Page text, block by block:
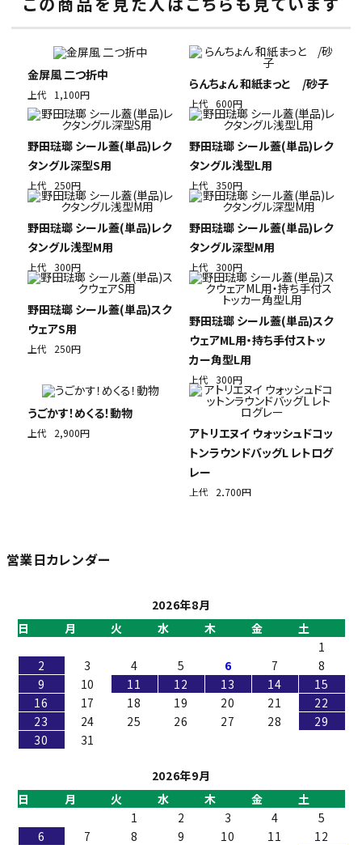
金屏風 二つ折中
上代 1,100円
らんちょん 和紙まっと /砂子
上代 600円
野田琺瑯 シール蓋(単品)レク
タングル深型S用
上代 250円
野田琺瑯 シール蓋(単品)レク
タングル浅型L用
上代 350円
野田琺瑯 シール蓋(単品)レク
タングル浅型M用
上代 300円
野田琺瑯 シール蓋(単品)レク
タングル深型M用
上代 300円
野田琺瑯 シール蓋(単品)スク
ウェアS用
上代 250円
野田琺瑯 シール蓋(単品)スク
ウェアML用・持ち手付ストッ
カー角型L用
上代 300円
うごかす！めくる！動物
上代 2,900円
アトリエヌイ ウォッシュドコッ
トンラウンドバッグL レトログ
レー
上代 2,700円
営業日カレンダー
2026年8月
日
月 火 水 木 金
土
1
2
3 4 5 6 7
8
9
10 11 12 13 14
15
16
17 18 19 20 21
22
23
24 25 26 27 28
29
30
31
2026年9月
日
月 火 水 木 金
土
1
2 3 4
5
6
7 8 9 10 11
12